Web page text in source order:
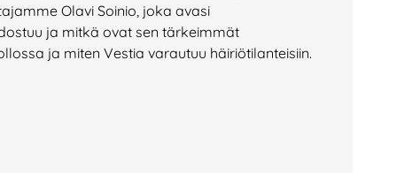
Olavi Soinio, joka avasi
ja mitkä ovat sen tärkeimmät
ja miten Vestia varautuu häiriötilanteisiin.